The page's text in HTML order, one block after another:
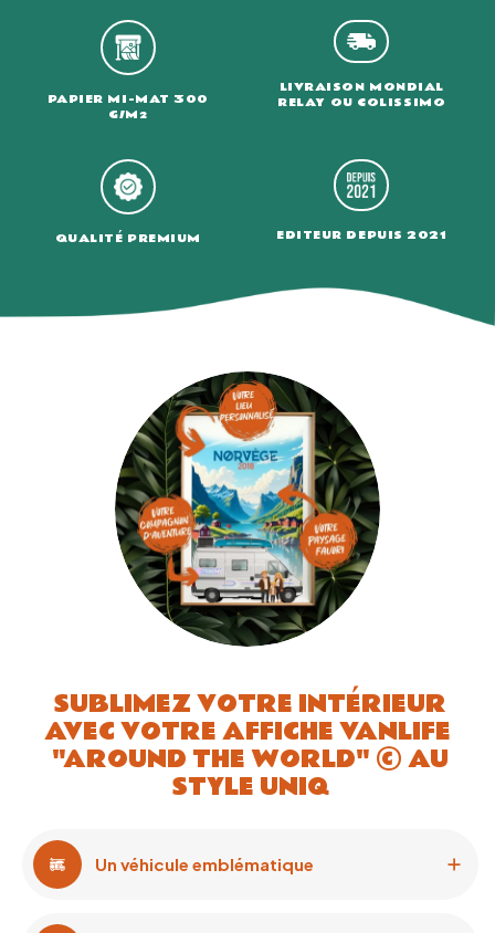
PAPIER MI-MAT 300
G/M²
LIVRAISON MONDIAL
RELAY OU COLISSIMO
QUALITÉ PREMIUM EDITEUR DEPUIS 2021
SUBLIMEZ VOTRE INTÉRIEUR
AVEC VOTRE AFFICHE VANLIFE
"AROUND THE WORLD" © AU
STYLE UNIQ
Un véhicule emblématique